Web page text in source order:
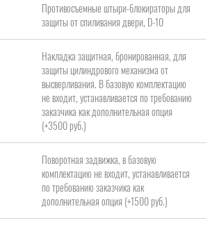
Противосъемные штыри-блокираторы для
защиты от спиливания двери, D-10
Накладка защитная, бронированная, для
защиты цилиндрового механизма от
высверливания. В базовую комплектацию
не входит, устанавливается по требованию
заказчика как дополнительная опция
(+3500 руб.)
Поворотная задвижка, в базовую
комплектацию не входит, устанавливается
по требованию заказчика как
дополнительная опция (+1500 руб.)